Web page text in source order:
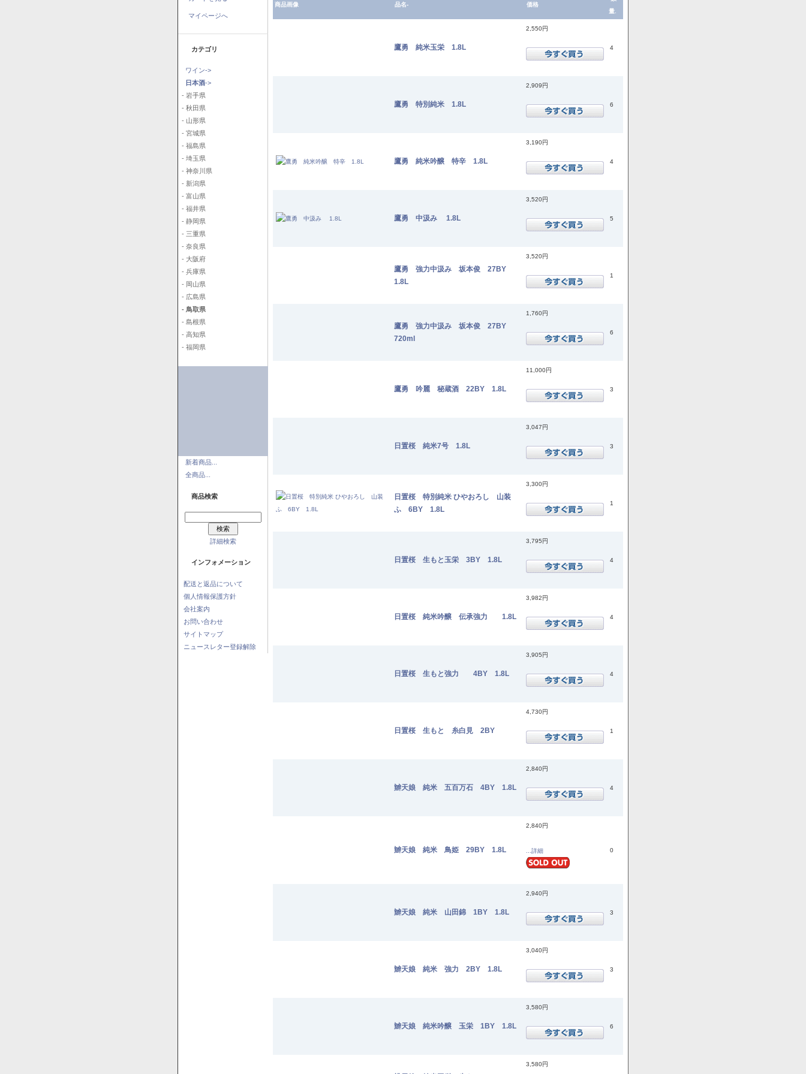
マイページへ
カテゴリ
ワイン->
日本酒->
- 岩手県
- 秋田県
- 山形県
- 宮城県
- 福島県
- 埼玉県
- 神奈川県
- 新潟県
- 富山県
- 福井県
- 静岡県
- 三重県
- 奈良県
- 大阪府
- 兵庫県
- 岡山県
- 広島県
- 鳥取県
- 島根県
- 高知県
- 福岡県
新着商品...
全商品...
商品検索
詳細検索
インフォメーション
配送と返品について
個人情報保護方針
会社案内
お問い合わせ
サイトマップ
ニュースレター登録解除
商品画像 品名- 価格
量.
鷹勇 純米玉栄 1.8L
2,550円
4
鷹勇 特別純米 1.8L
2,909円
6
鷹勇 純米吟醸 特辛 1.8L
3,190円
4
鷹勇 中汲み 1.8L
3,520円
5
鷹勇 強力中汲み 坂本俊 27BY
1.8L
3,520円
1
鷹勇 強力中汲み 坂本俊 27BY
720ml
1,760円
6
鷹勇 吟麗 秘蔵酒 22BY 1.8L
11,000円
3
日置桜 純米7号 1.8L
3,047円
3
日置桜 特別純米 ひやおろし 山装
ふ 6BY 1.8L
3,300円
1
日置桜 生もと玉栄 3BY 1.8L
3,795円
4
日置桜 純米吟醸 伝承強力 1.8L
3,982円
4
日置桜 生もと強力 4BY 1.8L
3,905円
4
日置桜 生もと 糸白見 2BY
4,730円
1
辧天娘 純米 五百万石 4BY 1.8L
2,840円
4
辧天娘 純米 鳥姫 29BY 1.8L
2,840円
...詳細 0
辧天娘 純米 山田錦 1BY 1.8L
2,940円
3
辧天娘 純米 強力 2BY 1.8L
3,040円
3
辧天娘 純米吟醸 玉栄 1BY 1.8L
3,580円
6
3,580円